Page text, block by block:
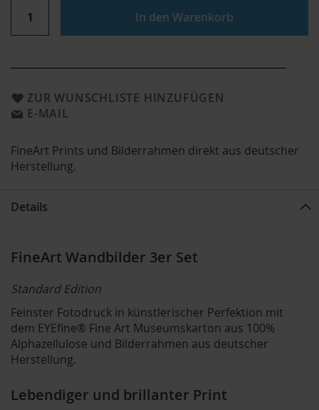
In den Warenkorb
ZUR WUNSCHLISTE HINZUFÜGEN
E-MAIL
FineArt Prints und Bilderrahmen direkt aus deutscher
Herstellung.
Details
FineArt Wandbilder 3er Set
Standard Edition
Feinster Fotodruck in künstlerischer Perfektion mit
dem EYEfine® Fine Art Museumskarton aus 100%
Alphazellulose und Bilderrahmen aus deutscher
Herstellung.
Lebendiger und brillanter Print